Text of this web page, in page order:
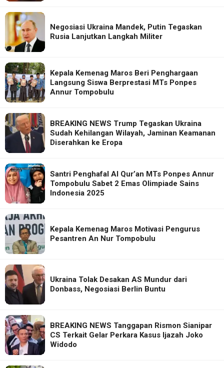
Negosiasi Ukraina Mandek, Putin Tegaskan
Rusia Lanjutkan Langkah Militer
Kepala Kemenag Maros Beri Penghargaan
Langsung Siswa Berprestasi MTs Ponpes
Annur Tompobulu
BREAKING NEWS Trump Tegaskan Ukraina
Sudah Kehilangan Wilayah, Jaminan Keamanan
Diserahkan ke Eropa
Santri Penghafal Al Qur’an MTs Ponpes Annur
Tompobulu Sabet 2 Emas Olimpiade Sains
Indonesia 2025
Kepala Kemenag Maros Motivasi Pengurus
Pesantren An Nur Tompobulu
Ukraina Tolak Desakan AS Mundur dari
Donbass, Negosiasi Berlin Buntu
BREAKING NEWS Tanggapan Rismon Sianipar
CS Terkait Gelar Perkara Kasus Ijazah Joko
Widodo